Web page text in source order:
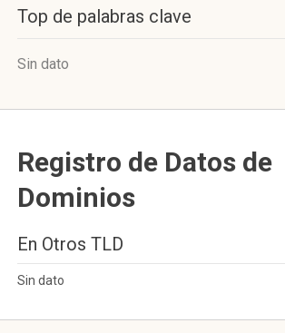
Top de palabras clave
Sin dato
Registro de Datos de
Dominios
En Otros TLD
Sin dato